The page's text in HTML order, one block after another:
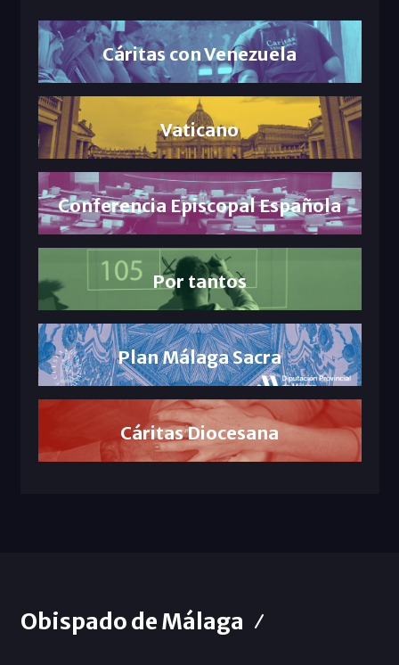
Cáritas con Venezuela
Vaticano
Conferencia Episcopal Española
Por tantos
Plan Málaga Sacra
Cáritas Diocesana
Obispado de Málaga